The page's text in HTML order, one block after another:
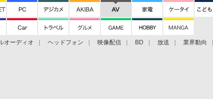
オーディオ ヘッドフォン 映像配信 BD 放送 業界動向